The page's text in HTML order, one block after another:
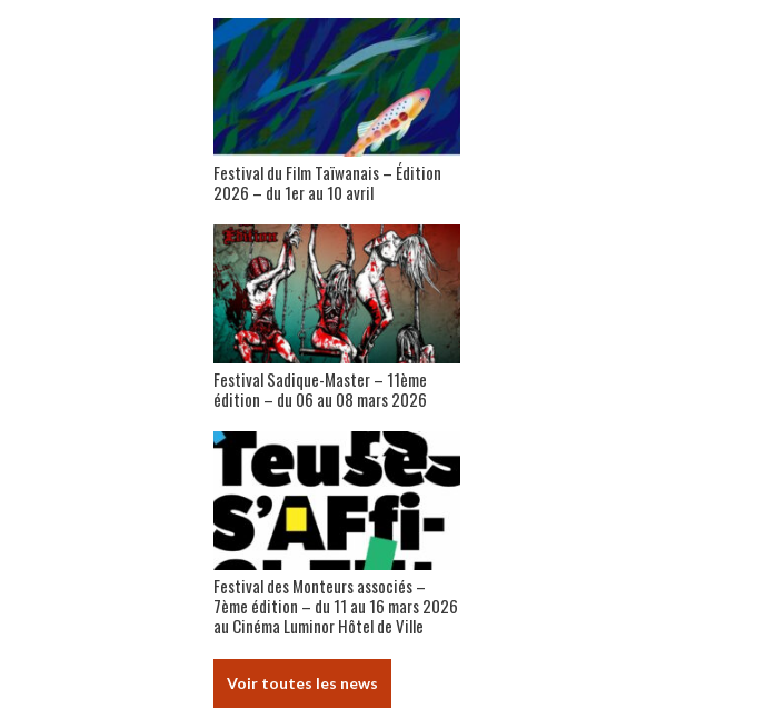
Festival du Film Taïwanais – Édition
2026 – du 1er au 10 avril
Festival Sadique-Master – 11ème
édition – du 06 au 08 mars 2026
Festival des Monteurs associés –
7ème édition – du 11 au 16 mars 2026
au Cinéma Luminor Hôtel de Ville
Voir toutes les news